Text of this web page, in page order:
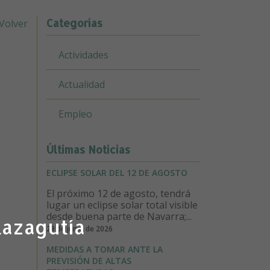
Categorías
Actividades
Actualidad
Empleo
Últimas Noticias
ECLIPSE SOLAR DEL 12 DE AGOSTO
El próximo 12 de agosto, tendrá
lugar un eclipse solar total visible
desde buena parte de Navarra;...
29 de junio de 2026
MEDIDAS A TOMAR ANTE LA
PREVISIÓN DE ALTAS